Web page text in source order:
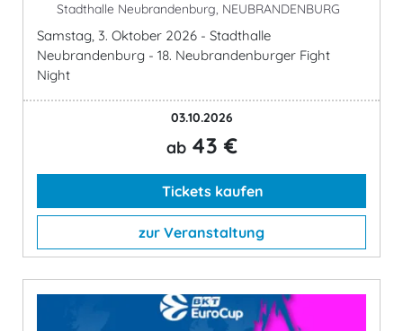
Stadthalle Neubrandenburg, NEUBRANDENBURG
Samstag, 3. Oktober 2026 - Stadthalle
Neubrandenburg - 18. Neubrandenburger Fight
Night
03.10.2026
ab 43 €
Tickets kaufen
zur Veranstaltung